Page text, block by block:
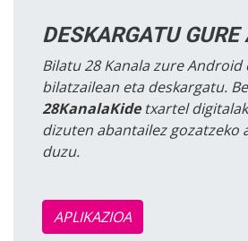
DESKARGATU GURE
Bilatu 28 Kanala zure Android
bilatzailean eta deskargatu.
28KanalaKidetxartel
dizuten abantailez gozatzeko
duzu.
APLIKAZIOA